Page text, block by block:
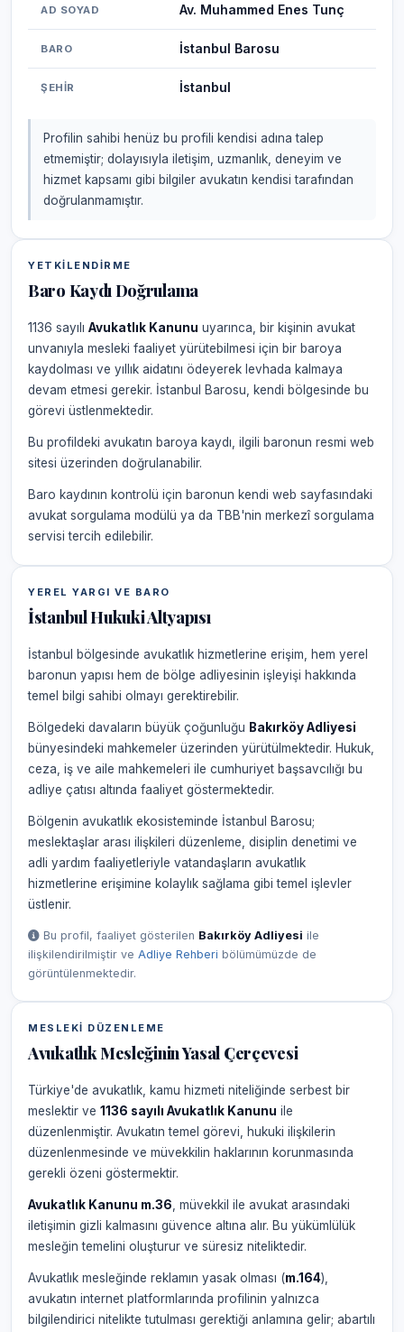
AD SOYAD Av. Muhammed Enes Tunç
BARO İstanbul Barosu
ŞEHIR İstanbul
Profilin sahibi henüz bu profili kendisi adına talep
etmemiştir; dolayısıyla iletişim, uzmanlık, deneyim ve
hizmet kapsamı gibi bilgiler avukatın kendisi tarafından
doğrulanmamıştır.
YETKILENDIRME
Baro Kaydı Doğrulama
1136 sayılı Avukatlık Kanunu uyarınca, bir kişinin avukat
unvanıyla mesleki faaliyet yürütebilmesi için bir baroya
kaydolması ve yıllık aidatını ödeyerek levhada kalmaya
devam etmesi gerekir. İstanbul Barosu, kendi bölgesinde bu
görevi üstlenmektedir.
Bu profildeki avukatın baroya kaydı, ilgili baronun resmi web
sitesi üzerinden doğrulanabilir.
Baro kaydının kontrolü için baronun kendi web sayfasındaki
avukat sorgulama modülü ya da TBB'nin merkezî sorgulama
servisi tercih edilebilir.
YEREL YARGI VE BARO
İstanbul Hukuki Altyapısı
İstanbul bölgesinde avukatlık hizmetlerine erişim, hem yerel
baronun yapısı hem de bölge adliyesinin işleyişi hakkında
temel bilgi sahibi olmayı gerektirebilir.
Bölgedeki davaların büyük çoğunluğu Bakırköy Adliyesi
bünyesindeki mahkemeler üzerinden yürütülmektedir. Hukuk,
ceza, iş ve aile mahkemeleri ile cumhuriyet başsavcılığı bu
adliye çatısı altında faaliyet göstermektedir.
Bölgenin avukatlık ekosisteminde İstanbul Barosu;
meslektaşlar arası ilişkileri düzenleme, disiplin denetimi ve
adli yardım faaliyetleriyle vatandaşların avukatlık
hizmetlerine erişimine kolaylık sağlama gibi temel işlevler
üstlenir.
Bu profil, faaliyet gösterilen Bakırköy Adliyesi ile
ilişkilendirilmiştir ve Adliye Rehberi bölümümüzde de
görüntülenmektedir.
MESLEKI DÜZENLEME
Avukatlık Mesleğinin Yasal Çerçevesi
Türkiye'de avukatlık, kamu hizmeti niteliğinde serbest bir
meslektir ve 1136 sayılı Avukatlık Kanunu ile
düzenlenmiştir. Avukatın temel görevi, hukuki ilişkilerin
düzenlenmesinde ve müvekkilin haklarının korunmasında
gerekli özeni göstermektir.
Avukatlık Kanunu m.36 , müvekkil ile avukat arasındaki
iletişimin gizli kalmasını güvence altına alır. Bu yükümlülük
mesleğin temelini oluşturur ve süresiz niteliktedir.
Avukatlık mesleğinde reklamın yasak olması (m.164),
avukatın internet platformlarında profilinin yalnızca
bilgilendirici nitelikte tutulması gerektiği anlamına gelir; abartılı